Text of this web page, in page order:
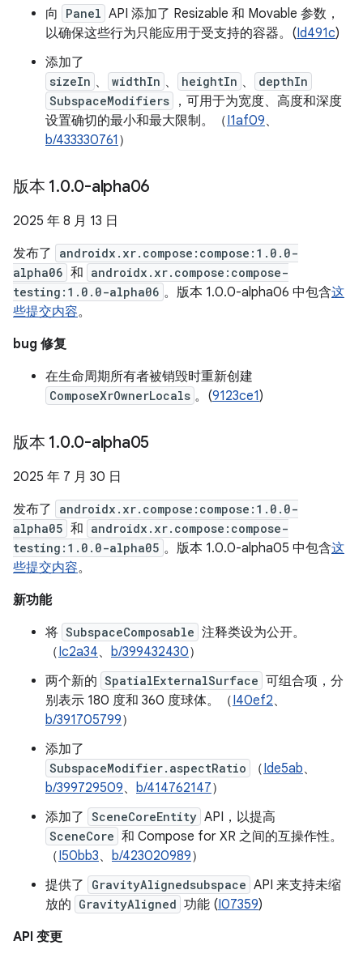
向 Panel API 添加了 Resizable 和 Movable 参数，
以确保这些行为只能应用于受支持的容器。(Id491c)
添加了
sizeIn 、 widthIn 、 heightIn 、
depthIn
SubspaceModifiers
，可用于为宽度、高度和深度
设置确切的最小和最大限制。（I1af09、
b/433330761 ）
版本 1.0.0-alpha06
2025 年 8 月 13 日
发布了
androidx.xr.compose:compose:1.0.0-
alpha06 和 androidx.xr.compose:compose-
testing:1.0.0-alpha06 。版本 1.0.0-alpha06 中包含这
些提交内容。
bug 修复
在生命周期所有者被销毁时重新创建
ComposeXrOwnerLocals 。(9123ce1)
版本 1.0.0-alpha05
2025 年 7 月 30 日
发布了
androidx.xr.compose:compose:1.0.0-
alpha05 和 androidx.xr.compose:compose-
testing:1.0.0-alpha05 。版本 1.0.0-alpha05 中包含这
些提交内容。
新功能
将 SubspaceComposable 注释类设为公开。
（Ic2a34、 b/399432430）
两个新的 SpatialExternalSurface 可组合项，分
别表示 180 度和 360 度球体。（I40ef2、
b/391705799）
添加了
SubspaceModifier.aspectRatio （Ide5ab、
b/399729509、 b/414762147）
添加了 SceneCoreEntity API，以提高
SceneCore 和 Compose for XR 之间的互操作性。
（I50bb3、 b/423020989）
提供了
GravityAlignedsubspace API 来支持未缩
放的 GravityAligned 功能 (I07359)
API 变更